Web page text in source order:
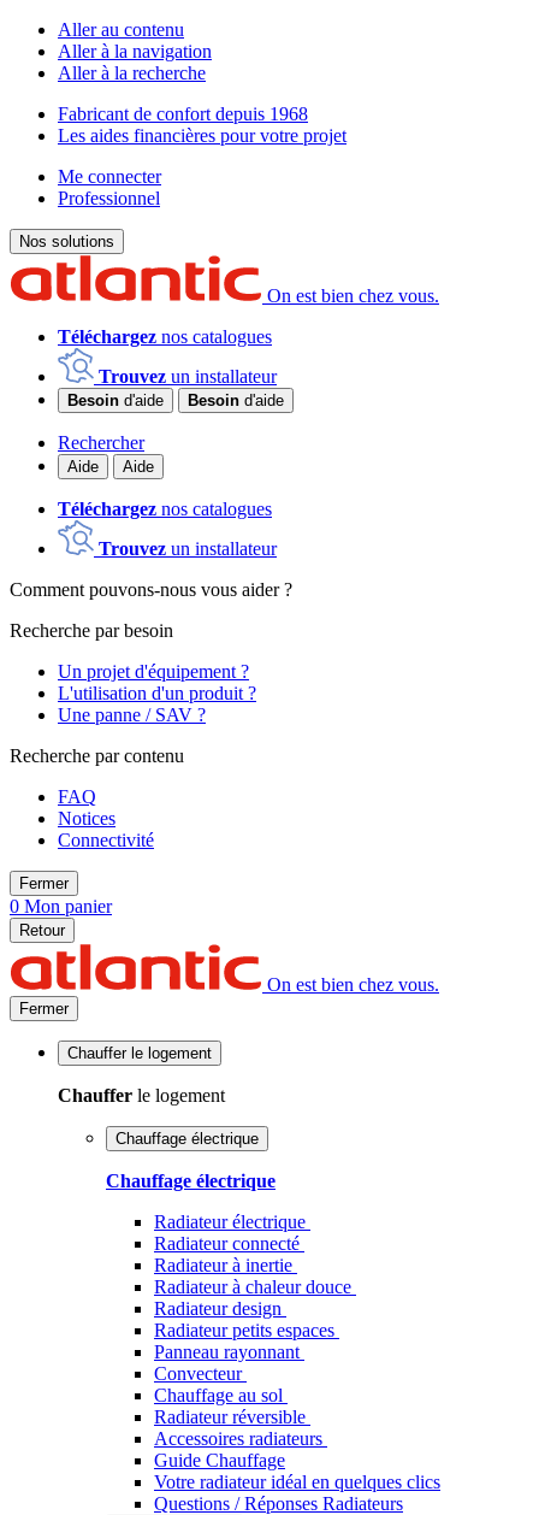
Aller au contenu
Aller à la navigation
Aller à la recherche
Fabricant de confort depuis 1968
Les aides financières pour votre projet
Me connecter
Professionnel
Nos solutions
On est bien chez vous.
Téléchargez nos catalogues
Trouvez un installateur
Besoin d'aide Besoin d'aide
Rechercher
Aide Aide
Téléchargez nos catalogues
Trouvez un installateur
Comment pouvons-nous vous aider ?
Recherche par besoin
Un projet d'équipement ?
L'utilisation d'un produit ?
Une panne / SAV ?
Recherche par contenu
FAQ
Notices
Connectivité
Fermer
0 Mon panier
Retour
On est bien chez vous.
Fermer
Chauffer le logement
Chauffer le logement
Chauffage électrique
Chauffage électrique
Radiateur électrique
Radiateur connecté
Radiateur à inertie
Radiateur à chaleur douce
Radiateur design
Radiateur petits espaces
Panneau rayonnant
Convecteur
Chauffage au sol
Radiateur réversible
Accessoires radiateurs
Guide Chauffage
Votre radiateur idéal en quelques clics
Questions / Réponses Radiateurs